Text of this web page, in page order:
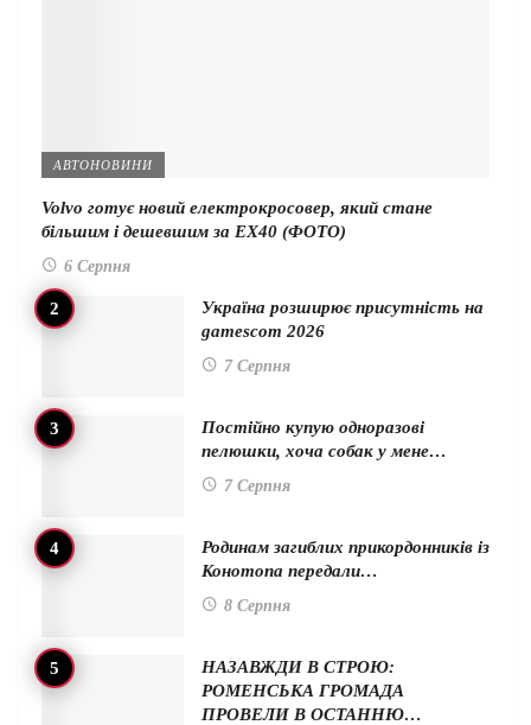
АВТОНОВИНИ
Volvo готує новий електрокросовер, який стане
більшим і дешевшим за EX40 (ФОТО)
6 Серпня
Україна розширює присутність на
gamescom 2026
7 Серпня
Постійно купую одноразові
пелюшки, хоча собак у мене…
7 Серпня
Родинам загиблих прикордонників із
Конотопа передали…
8 Серпня
НАЗАВЖДИ В СТРОЮ:
РОМЕНСЬКА ГРОМАДА
ПРОВЕЛИ В ОСТАННЮ…